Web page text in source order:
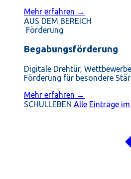
Mehr erfahren →
AUS DEM BEREICH
Förderung
Begabungsförderung
Digitale Drehtür,
Förderung für besondere
Mehr erfahren →
SCHULLEBEN Alle Einträge